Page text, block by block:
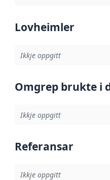
Lovheimler
Ikkje oppgitt
Omgrep brukte i
Ikkje oppgitt
Referansar
Ikkje oppgitt